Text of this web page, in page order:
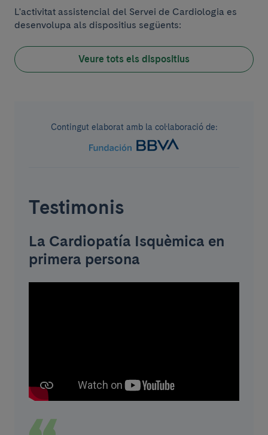
L'activitat assistencial del Servei de Cardiologia es
desenvolupa als dispositius següents:
Veure tots els dispositius
Contingut elaborat amb la col·laboració de:
Testimonis
La Cardiopatía Isquèmica en
primera persona